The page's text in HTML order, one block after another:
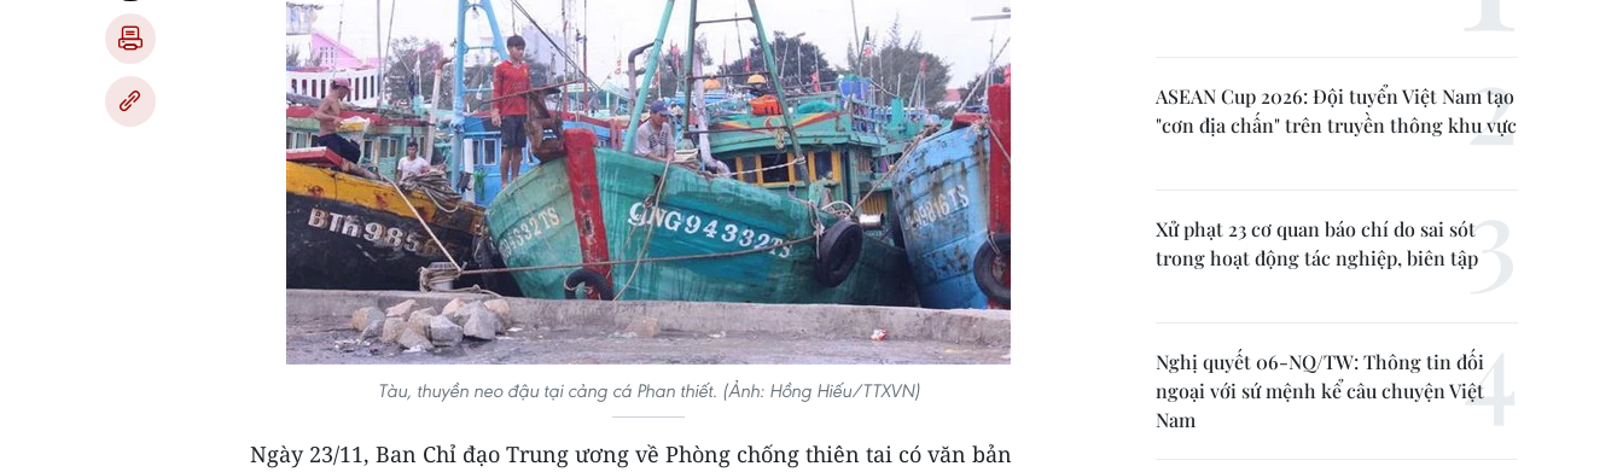
Tàu, thuyền neo đậu tại cảng cá Phan thiết. (Ảnh: Hồng Hiếu/TTXVN)
Ngày 23/11, Ban Chỉ đạo Trung ương về Phòng chống thiên tai có văn bản
ASEAN Cup 2026: Đội tuyển Việt Nam tạo
"cơn địa chấn" trên truyền thông khu vực
Xử phạt 23 cơ quan báo chí do sai sót
trong hoạt động tác nghiệp, biên tập
Nghị quyết 06-NQ/TW: Thông tin đối
ngoại với sứ mệnh kể câu chuyện Việt
Nam